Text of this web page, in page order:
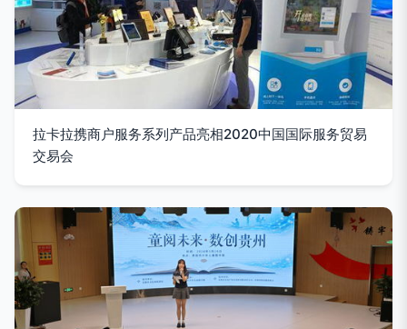
拉卡拉携商户服务系列产品亮相2020中国国际服务贸易
交易会